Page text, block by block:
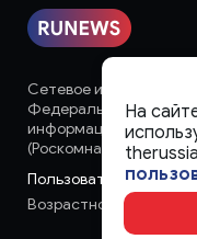
Сетевое издание
Федеральной службе
информационных
(Роскомнадзор)
Пользовательское
Возрастное
На